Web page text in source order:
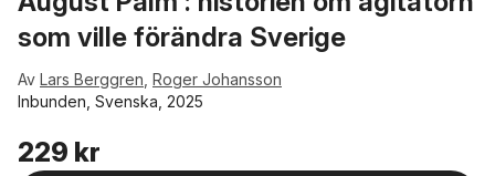
som ville förändra Sverige
Av Lars Berggren Roger Johansson
Inbunden, Svenska, 2025
229 kr